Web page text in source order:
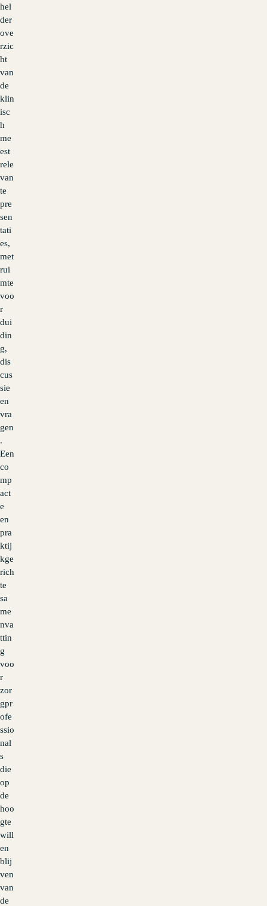
hel
der
ove
rzic
ht
van
de
klin
isc
h
me
est
rele
van
te
pre
sen
tati
es,
met
rui
mte
voo
r
dui
din
g,
dis
cus
sie
en
vra
gen
.
Een
co
mp
act
e
en
pra
ktij
kge
rich
te
sa
me
nva
ttin
g
voo
r
zor
gpr
ofe
ssio
nal
s
die
op
de
hoo
gte
will
en
blij
ven
van
de